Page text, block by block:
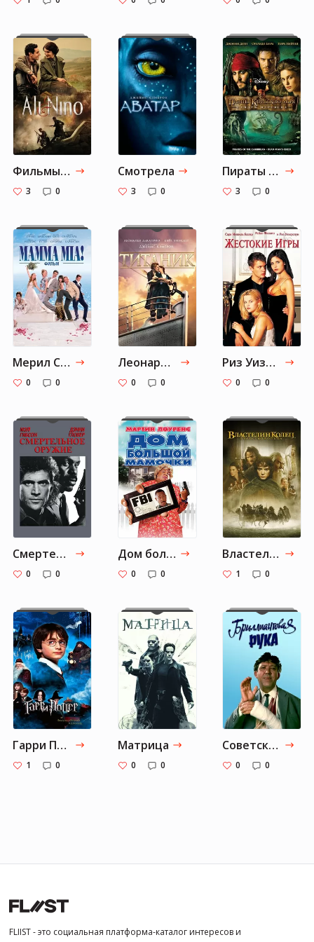
Фильмы ооочень хочу посмотреть!!!!!
3 0
Смотрела
3 0
Пираты Карибского моря
3 0
Мерил Стрип
0 0
Леонардо Ди Каприо
0 0
Риз Уизеспун
0 0
Смертельное оружие
0 0
Дом большой мамочки
0 0
Властелин колец
1 0
Гарри Поттер
1 0
Матрица
0 0
Советские фильмы
0 0
FLIIST - это социальная платформа-каталог интересов и